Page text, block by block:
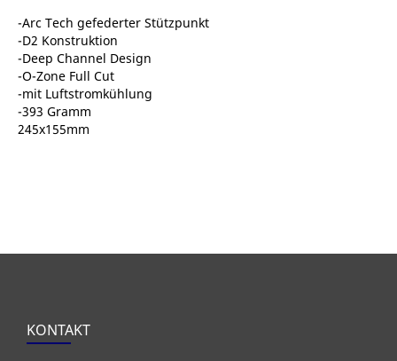
-Arc Tech gefederter Stützpunkt
-D2 Konstruktion
-Deep Channel Design
-O-Zone Full Cut
-mit Luftstromkühlung
-393 Gramm
245x155mm
KONTAKT